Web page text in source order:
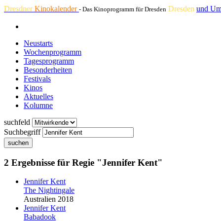
DresdnerKinokalender - Das Kinoprogramm für Dresden Dresden und
Neustarts
Wochenprogramm
Tagesprogramm
Besonderheiten
Festivals
Kinos
Aktuelles
Kolumne
suchfeld
Suchbegriff
suchen
2 Ergebnisse für Regie "Jennifer Kent"
Jennifer Kent
The Nightingale
Australien 2018
Jennifer Kent
Babadook